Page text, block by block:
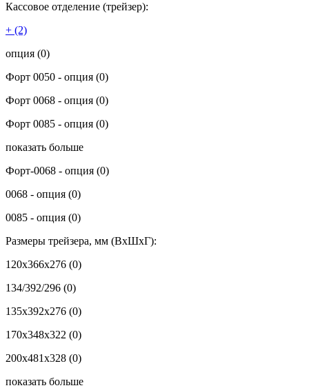
Кассовое отделение (трейзер):
+ (2)
опция (0)
Форт 0050 - опция (0)
Форт 0068 - опция (0)
Форт 0085 - опция (0)
показать больше
Форт-0068 - опция (0)
0068 - опция (0)
0085 - опция (0)
Размеры трейзера, мм (ВхШхГ):
120x366x276 (0)
134/392/296 (0)
135x392x276 (0)
170x348x322 (0)
200x481x328 (0)
показать больше